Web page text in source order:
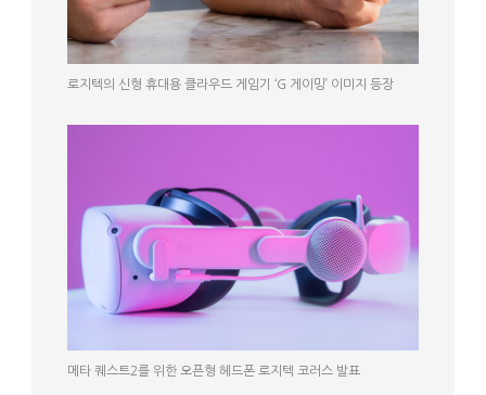
로지텍의 신형 휴대용 클라우드 게임기 ‘G 게이밍’ 이미지 등장
메타 퀘스트2를 위한 오픈형 헤드폰 로지텍 코러스 발표